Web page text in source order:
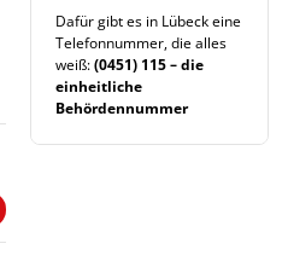
Dafür gibt es in Lübeck eine
Telefonnummer, die alles
weiß:(0451) 115 – die
einheitliche
Behördennummer